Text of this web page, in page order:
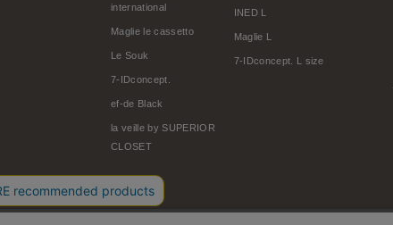
international
Maglie le cassetto
Le Souk
7-IDconcept.
ef-de Black
la veille by SUPERIOR
CLOSET
INED L
Maglie L
7-IDconcept. L size